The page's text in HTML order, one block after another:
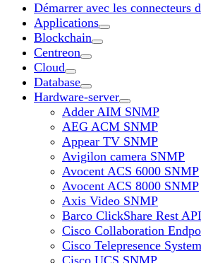
Démarrer avec les connecteurs
Applications
Blockchain
Centreon
Cloud
Database
Hardware-server
Adder AIM SNMP
AEG ACM SNMP
Appear TV SNMP
Avigilon camera SNMP
Avocent ACS 6000 SNMP
Avocent ACS 8000 SNMP
Axis Video SNMP
Barco ClickShare Rest API
Cisco Collaboration
Cisco Telepresence
Cisco UCS SNMP